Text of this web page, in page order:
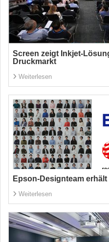
Screen zeigt Inkjet-
Druckmarkt
Weiterlesen
Epson-Designteam
Weiterlesen